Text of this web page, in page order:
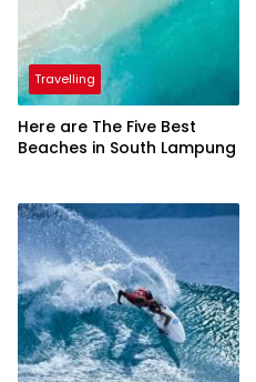
Travelling
Here are The Five Best
Beaches in South Lampung